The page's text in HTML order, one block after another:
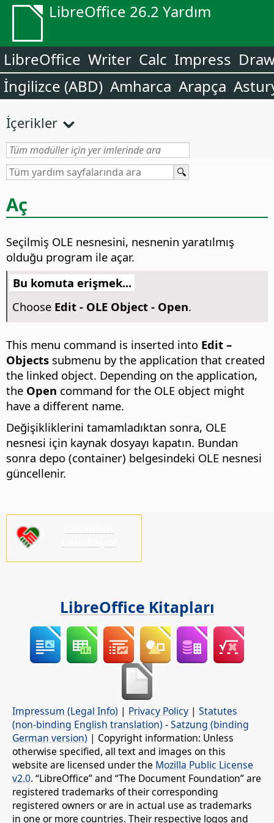
LibreOffice 26.2 Yardım
LibreOffice Writer Calc Impress
İngilizce (ABD) Amharca Arapça
İçerikler
Aç
Seçilmiş OLE nesnesini, nesnenin yaratılmış
olduğu program ile açar.
Bu komuta erişmek...
Choose Edit - OLE Object - Open.
This menu command is inserted into Edit –
Objects submenu by the application that created
the linked object. Depending on the application,
the Open command for the OLE object might
have a different name.
Değişikliklerini tamamladıktan sonra, OLE
nesnesi için kaynak dosyayı kapatın. Bundan
sonra depo (container) belgesindeki OLE nesnesi
güncellenir.
LibreOffice Kitapları
Impressum (Legal Info) | Privacy Policy | Statutes
(non-binding English translation) -Satzung (binding
German version) | Copyright information: Unless
otherwise specified, all text and images on this
website are licensed under the Mozilla Public License
v2.0. “LibreOffice” and “The Document Foundation” are
registered trademarks of their corresponding
registered owners or are in actual use as trademarks
in one or more countries. Their respective logos and